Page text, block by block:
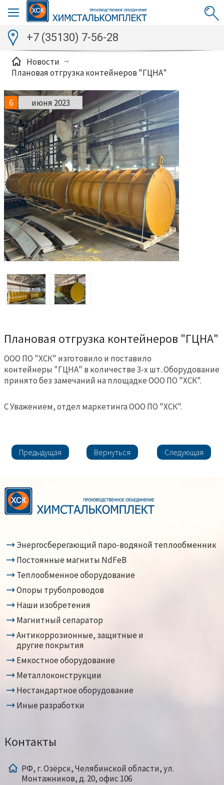
+7 (35130) 7-56-28
Новости
Плановая отгрузка контейнеров "ГЦНА"
6 июня 2023
Плановая отгрузка контейнеров "ГЦНА"
ООО ПО "ХСК" изготовило и поставило
контейнеры "ГЦНА" в количестве 3-х шт. Оборудование
принято без замечаний на площадке ООО ПО "ХСК".
С Уважением, отдел маркетинга ООО ПО "ХСК".
Предыдущая Вернуться Следующая
Энергосберегающий паро-водяной теплообменник
Постоянные магниты NdFeB
Теплообменное оборудование
Опоры трубопроводов
Наши изобретения
Магнитный сепаратор
Антикоррозионные, защитные и
другие покрытия
Емкостное оборудование
Металлоконструкции
Нестандартное оборудование
Иные разработки
Контакты
РФ, г. Озёрск, Челябинской области, ул.
Монтажников, д. 20, офис 106